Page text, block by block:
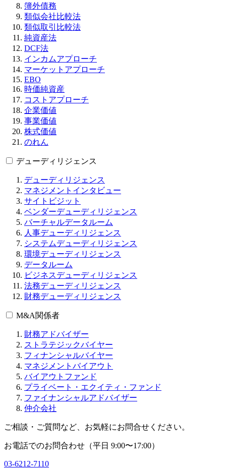
簿外債務
類似会社比較法
類似取引比較法
純資産法
DCF法
インカムアプローチ
マーケットアプローチ
EBO
時価純資産
コストアプローチ
企業価値
事業価値
株式価値
のれん
デューディリジェンス
デューディリジェンス
マネジメントインタビュー
サイトビジット
ベンダーデューディリジェンス
バーチャルデータルーム
人事デューディリジェンス
システムデューディリジェンス
環境デューディリジェンス
データルーム
ビジネスデューディリジェンス
法務デューディリジェンス
財務デューディリジェンス
M&A関係者
財務アドバイザー
ストラテジックバイヤー
フィナンシャルバイヤー
マネジメントバイアウト
バイアウトファンド
プライベート・エクイティ・ファンド
ファイナンシャルアドバイザー
仲介会社
ご相談・ご質問など、お気軽にお問合せください。
お電話でのお問合わせ（平日 9:00〜17:00）
03-6212-7110